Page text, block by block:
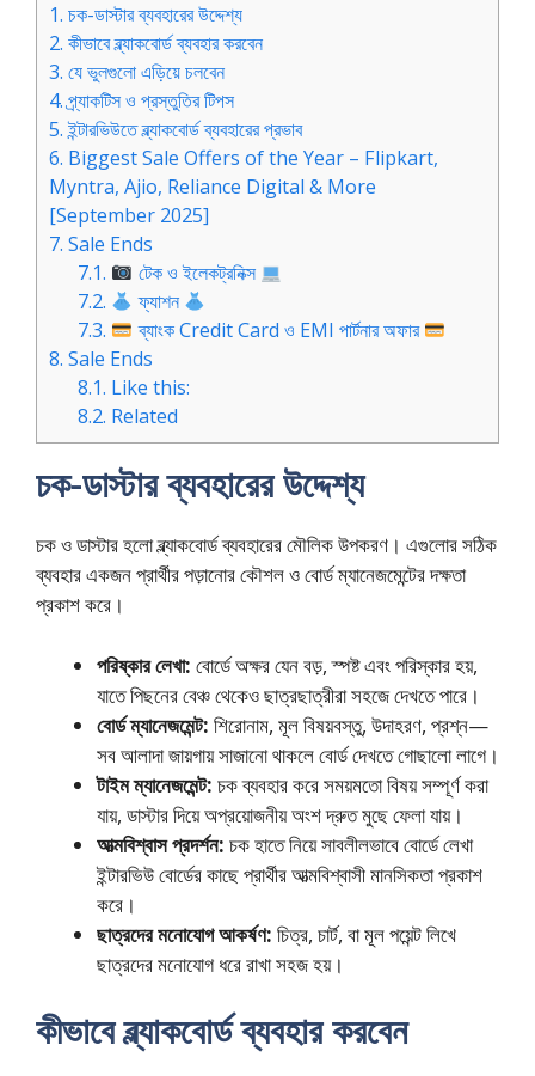
1. চক-ডাস্টার ব্যবহারের উদ্দেশ্য
2. কীভাবে ব্ল্যাকবোর্ড ব্যবহার করবেন
3. যে ভুলগুলো এড়িয়ে চলবেন
4.প্র্যাকটিস ও প্রস্তুতির টিপস
5.ইন্টারভিউতে ব্ল্যাকবোর্ড ব্যবহারের প্রভাব
6. Biggest Sale Offers of the Year – Flipkart,
Myntra, Ajio, Reliance Digital & More
[September 2025]
7. Sale Ends
7.1.
টেক ও ইলেকট্রনিক্স
7.2.
ফ্যাশন
7.3.
ব্যাংক Credit Card ও EMI পার্টনার অফার
8. Sale Ends
8.1. Like this:
8.2. Related
চক-ডাস্টার ব্যবহারের উদ্দেশ্য
চক ও ডাস্টার হলো ব্ল্যাকবোর্ড ব্যবহারের মৌলিক উপকরণ। এগুলোর সঠিক
ব্যবহার একজন প্রার্থীর পড়ানোর কৌশল ও বোর্ড ম্যানেজমেন্টের দক্ষতা
প্রকাশ করে।
পরিষ্কার লেখা: বোর্ডে অক্ষর যেন বড়, স্পষ্ট এবং পরিস্কার হয়,
যাতে পিছনের বেঞ্চ থেকেও ছাত্রছাত্রীরা সহজে দেখতে পারে।
বোর্ড ম্যানেজমেন্ট: শিরোনাম, মূল বিষয়বস্তু, উদাহরণ, প্রশ্ন—
সব আলাদা জায়গায় সাজানো থাকলে বোর্ড দেখতে গোছালো লাগে।
টাইম ম্যানেজমেন্ট: চক ব্যবহার করে সময়মতো বিষয় সম্পূর্ণ করা
যায়, ডাস্টার দিয়ে অপ্রয়োজনীয় অংশ দ্রুত মুছে ফেলা যায়।
আত্মবিশ্বাস প্রদর্শন: চক হাতে নিয়ে সাবলীলভাবে বোর্ডে লেখা
ইন্টারভিউ বোর্ডের কাছে প্রার্থীর আত্মবিশ্বাসী মানসিকতা প্রকাশ
করে।
ছাত্রদের মনোযোগ আকর্ষণ: চিত্র, চার্ট, বা মূল পয়েন্ট লিখে
ছাত্রদের মনোযোগ ধরে রাখা সহজ হয়।
কীভাবে ব্ল্যাকবোর্ড ব্যবহার করবেন